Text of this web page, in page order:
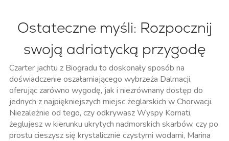
Ostateczne myśli: Rozpocznij
swoją adriatycką przygodę
Czarter jachtu z Biogradu to doskonały sposób na
doświadczenie oszałamiającego wybrzeża Dalmacji,
oferując zarówno wygodę, jak i niezrównany dostęp do
jednych z najpiękniejszych miejsc żeglarskich w Chorwacji.
Niezależnie od tego, czy odkrywasz Wyspy Kornati,
żeglujesz w kierunku ukrytych nadmorskich skarbów, czy po
prostu cieszysz się krystalicznie czystymi wodami, Marina